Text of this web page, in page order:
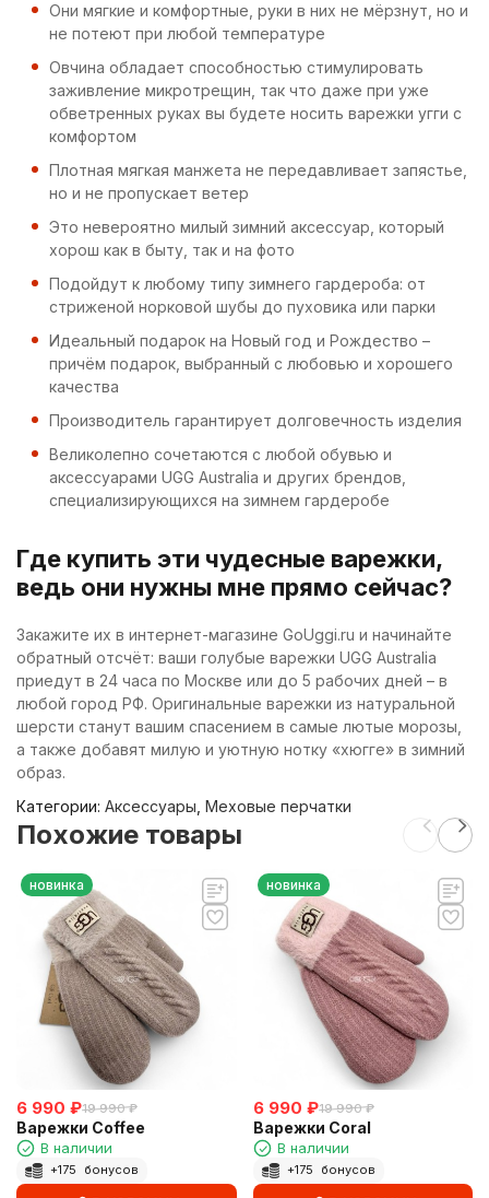
Они мягкие и комфортные, руки в них не мёрзнут, но и
не потеют при любой температуре
Овчина обладает способностью стимулировать
заживление микротрещин, так что даже при уже
обветренных руках вы будете носить варежки угги с
комфортом
Плотная мягкая манжета не передавливает запястье,
но и не пропускает ветер
Это невероятно милый зимний аксессуар, который
хорош как в быту, так и на фото
Подойдут к любому типу зимнего гардероба: от
стриженой норковой шубы до пуховика или парки
Идеальный подарок на Новый год и Рождество –
причём подарок, выбранный с любовью и хорошего
качества
Производитель гарантирует долговечность изделия
Великолепно сочетаются с любой обувью и
аксессуарами UGG Australia и других брендов,
специализирующихся на зимнем гардеробе
Где купить эти чудесные варежки,
ведь они нужны мне прямо сейчас?
Закажите их в интернет-магазине GoUggi.ru и начинайте
обратный отсчёт: ваши голубые варежки UGG Australia
приедут в 24 часа по Москве или до 5 рабочих дней – в
любой город РФ. Оригинальные варежки из натуральной
шерсти станут вашим спасением в самые лютые морозы,
а также добавят милую и уютную нотку «хюгге» в зимний
образ.
Категории: Аксессуары Меховые перчатки
Похожие товары
новинка
6 990 ₽19 990 ₽
Варежки Coffee
В наличии
+175 бонусов
новинка
6 990 ₽19 990 ₽
Варежки Coral
В наличии
+175 бонусов